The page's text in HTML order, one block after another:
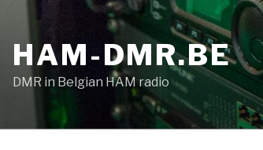
HAM-DMR.BE
DMR in Belgian HAM radio